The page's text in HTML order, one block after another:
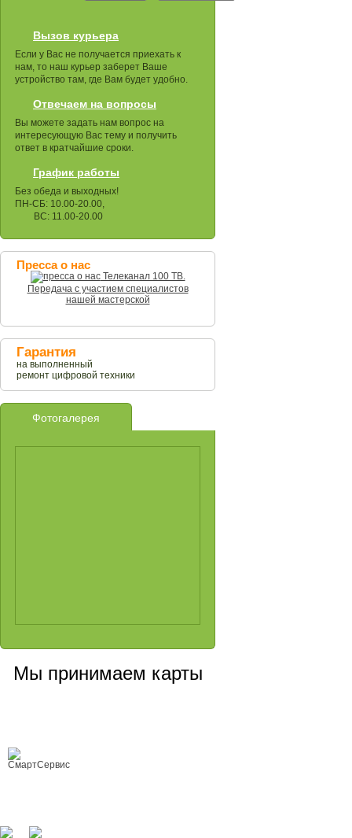
Вызов курьера
Если у Вас не получается приехать к
нам, то наш курьер заберет Ваше
устройство там, где Вам будет удобно.
Отвечаем на вопросы
Вы можете задать нам вопрос на
интересующую Вас тему и получить
ответ в кратчайшие сроки.
График работы
Без обеда и выходных!
ПН-СБ: 10.00-20.00,
ВС: 11.00-20.00
Пресса о нас
Телеканал 100 ТВ.
Передача с участием специалистов
нашей мастерской
Гарантия
на выполненный
ремонт цифровой техники
Фотогалерея
Мы принимаем карты